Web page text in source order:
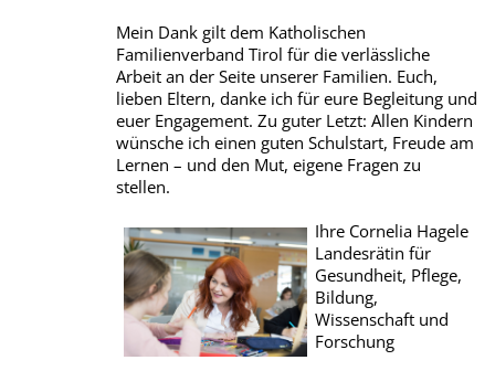
Mein Dank gilt dem Katholischen
Familienverband Tirol für die verlässliche
Arbeit an der Seite unserer Familien. Euch,
lieben Eltern, danke ich für eure Begleitung und
euer Engagement. Zu guter Letzt: Allen Kindern
wünsche ich einen guten Schulstart, Freude am
Lernen – und den Mut, eigene Fragen zu
stellen.
Ihre Cornelia Hagele
Landesrätin für
Gesundheit, Pflege,
Bildung,
Wissenschaft und
Forschung